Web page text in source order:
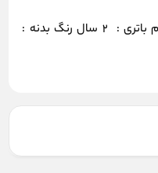
بارکد کالا : 4549526190773 دوام باتری : 2 سال رنگ بدنه :